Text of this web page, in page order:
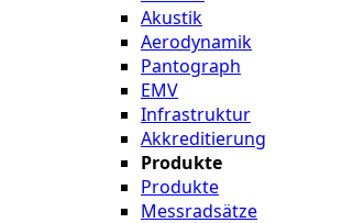
Akustik
Aerodynamik
Pantograph
EMV
Infrastruktur
Akkreditierung
Produkte
Produkte
Messradsätze